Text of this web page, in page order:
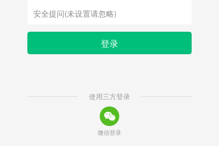
登录
使用三方登录
微信登录